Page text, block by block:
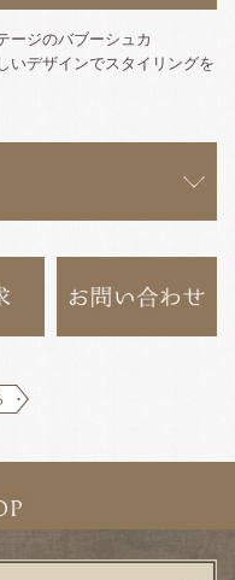
ージのバブーシュカ
いデザインでスタイリングを